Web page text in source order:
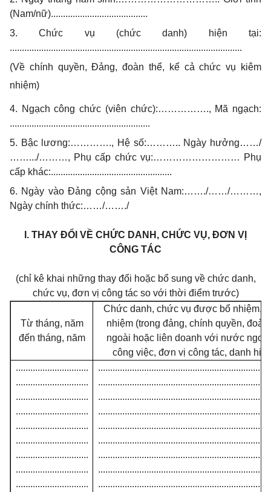
(Nam/nữ)........................................
3. Chức vụ (chức danh) hiện tại:
................................................................................................
(Về chính quyền, Đảng, đoàn thể, kể cả chức vụ kiêm
nhiệm)
4. Ngạch công chức (viên chức):……………., Mã ngạch:
..........................................................
5. Bậc lương:…………., Hệ số:……….. Ngày hưởng……/
…….../………, Phụ cấp chức vụ:……………………… Phụ
cấp khác:..................................................
6. Ngày vào Đảng cộng sản Việt Nam:……./……/………,
Ngày chính thức:……/……./
I. THAY ĐỔI VỀ CHỨC DANH, CHỨC VỤ, ĐƠN VỊ
CÔNG TÁC
(chỉ kê khai những thay đổi hoặc bổ sung về chức danh,
chức vụ, đơn vị công tác so với thời điểm trước)
Từ tháng, năm
đến tháng, năm
Chức danh, chức vụ được bổ nhiệm,
nhiệm (trong đảng, chính quyền,
ngoài hoặc liên doanh với nước
công việc, đơn vị công tác, danh
..............................
..............................
..............................
..............................
..............................
..............................
..............................
..............................
..............................